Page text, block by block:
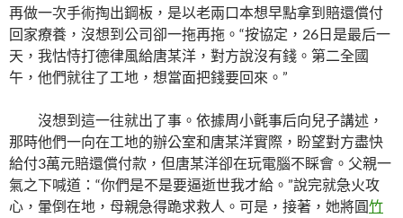
再做一次手術掏出鋼板，是以老兩口本想早點拿到賠還償付
回家療養，沒想到公司卻一拖再拖。“按協定，26日是最后一
天，我怙恃打德律風給唐某洋，對方說沒有錢。第二全國
午，他們就往了工地，想當面把錢要回來。”
沒想到這一往就出了事。依據周小氈事后向兒子講述，
那時他們一向在工地的辦公室和唐某洋實際，盼望對方盡快
給付3萬元賠還償付款，但唐某洋卻在玩電腦不睬會。父親一
氣之下喊道：“你們是不是要逼逝世我才給。”說完就急火攻
心，暈倒在地，母親急得跪求救人。可是，接著，她將圓竹